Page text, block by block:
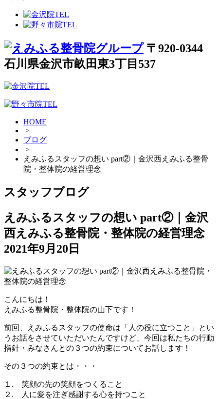
〒920-0344
石川県金沢市畝田東3丁目537
HOME
>
ブログ
>
えみふるスタッフの想い part②｜金沢西えみふる整骨
院・整体院の経営理念
スタッフブログ
えみふるスタッフの想い part②｜金沢
西えみふる整骨院・整体院の経営理念
2021年9月20日
こんにちは！
えみふる整骨院・整体院の山下です！
前回、えみふるスタッフの使命は「人の役に立つこと」とい
うお話をさせていただいたんですけど、今回は私たちの行動
指針・みなさんとの３つの約束についてお話します！
その３つの約束とは・・・
１. 笑顔の先の笑顔をつくること
２. 人に愛を注ぎ感謝する心を持つこと